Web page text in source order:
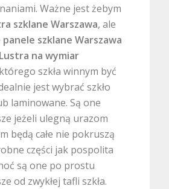
Ważne jest żebym
szklane Warszawa, ale
panele szklane Warszawa
Lustra na wymiar
szkła winnym być
jest wybrać szkło
laminowane. Są one
jeżeli ulegną urazom
będą całe nie pokruszą
części jak pospolita
są one po prostu
od zwykłej tafli szkła.